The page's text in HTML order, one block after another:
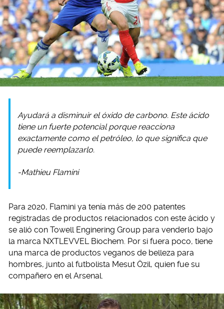
Ayudará a disminuir el óxido de carbono. Este ácido
tiene un fuerte potencial porque reacciona
exactamente como el petróleo, lo que significa que
puede reemplazarlo.
-Mathieu Flamini
Para 2020, Flamini ya tenía más de 200 patentes
registradas de productos relacionados con este ácido y
se alió con Towell Enginering Group para venderlo bajo
la marca NXTLEVVEL Biochem. Por si fuera poco, tiene
una marca de productos veganos de belleza para
hombres, junto al futbolista Mesut Özil, quien fue su
compañero en el Arsenal.